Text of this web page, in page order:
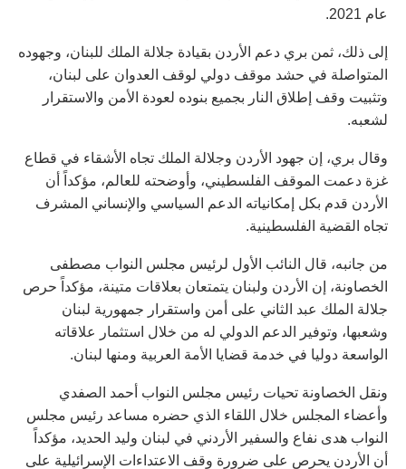
عام 2021.
إلى ذلك، ثمن بري دعم الأردن بقيادة جلالة الملك للبنان، وجهوده
المتواصلة في حشد موقف دولي لوقف العدوان على لبنان،
وتثبيت وقف إطلاق النار بجميع بنوده لعودة الأمن والاستقرار
لشعبه.
وقال بري، إن جهود الأردن وجلالة الملك تجاه الأشقاء في قطاع
غزة دعمت الموقف الفلسطيني، وأوضحته للعالم، مؤكداً أن
الأردن قدم بكل إمكانياته الدعم السياسي والإنساني المشرف
تجاه القضية الفلسطينية.
من جانبه، قال النائب الأول لرئيس مجلس النواب مصطفى
الخصاونة، إن الأردن ولبنان يتمتعان بعلاقات متينة، مؤكداً حرص
جلالة الملك عبد الثاني على أمن واستقرار جمهورية لبنان
وشعبها، وتوفير الدعم الدولي له من خلال استثمار علاقاته
الواسعة دوليا في خدمة قضايا الأمة العربية ومنها لبنان.
ونقل الخصاونة تحيات رئيس مجلس النواب أحمد الصفدي
وأعضاء المجلس خلال اللقاء الذي حضره مساعد رئيس مجلس
النواب هدى نفاع والسفير الأردني في لبنان وليد الحديد، مؤكداً
أن الأردن يحرص على ضرورة وقف الاعتداءات الإسرائيلية على